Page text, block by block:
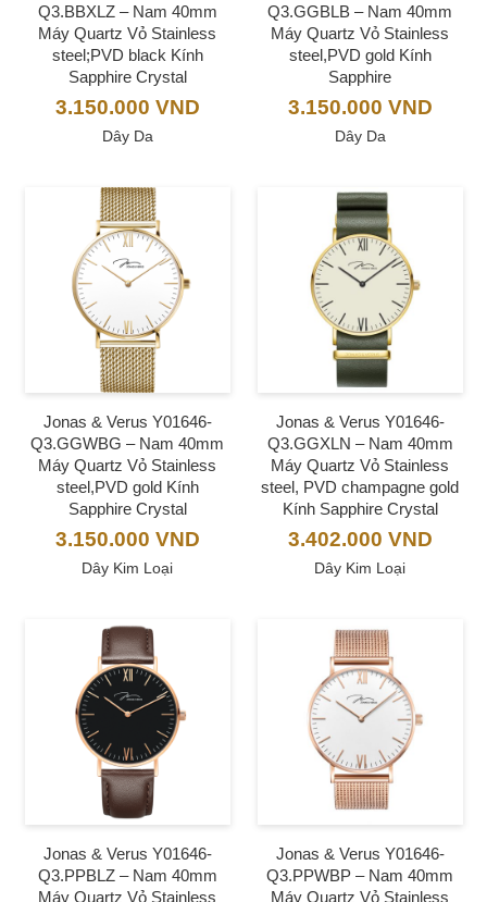
Q3.BBXLZ – Nam 40mm
Máy Quartz Vỏ Stainless
steel;PVD black Kính
Sapphire Crystal
3.150.000 VND
Dây Da
Q3.GGBLB – Nam 40mm
Máy Quartz Vỏ Stainless
steel,PVD gold Kính
Sapphire
3.150.000 VND
Dây Da
Jonas & Verus Y01646-
Q3.GGWBG – Nam 40mm
Máy Quartz Vỏ Stainless
steel,PVD gold Kính
Sapphire Crystal
3.150.000 VND
Dây Kim Loại
Jonas & Verus Y01646-
Q3.GGXLN – Nam 40mm
Máy Quartz Vỏ Stainless
steel, PVD champagne gold
Kính Sapphire Crystal
3.402.000 VND
Dây Kim Loại
Jonas & Verus Y01646-
Q3.PPBLZ – Nam 40mm
Máy Quartz Vỏ Stainless
Jonas & Verus Y01646-
Q3.PPWBP – Nam 40mm
Máy Quartz Vỏ Stainless